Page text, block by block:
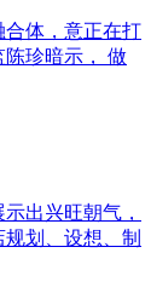
合体，意正在打
珍暗示， 做
出兴旺朝气，
划、设想、制